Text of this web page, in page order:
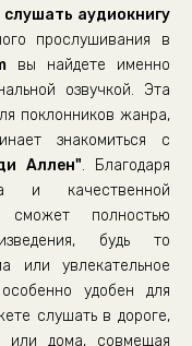
слушать аудиокнигу
прослушивания в
вы найдете именно
озвучкой. Эта
поклонников жанра,
знакомиться с
Аллен". Благодаря
и качественной
сможет полностью
будь то
или увлекательное
удобен для
слушать в дороге,
или дома, совмещая